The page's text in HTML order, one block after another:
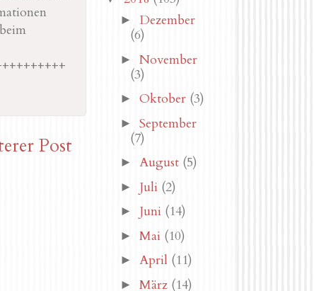
Post
► Dezember
(6)
► November
(3)
► Oktober (3)
► September
(7)
► August (5)
► Juli (2)
► Juni (14)
► Mai (10)
► April (11)
► März (14)